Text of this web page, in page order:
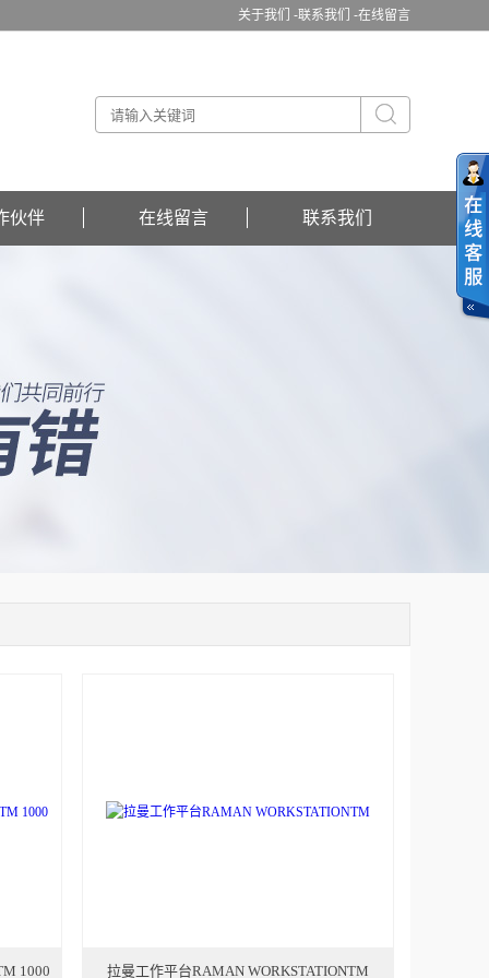
关于我们 -联系我们 -在线留言
伙伴 在线留言 联系我们
1000 拉曼工作平台RAMAN WORKSTATIONTM